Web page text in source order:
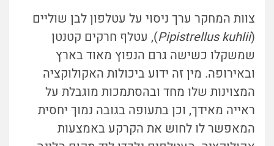
צוות המחקר ערך ניסוי על עטלפון לבן שוליים
(
Pipistrellus kuhlii), עטלף חרקים קטנטן
שמשקלו כשישה גרם הנפוץ מאוד בארץ
ובאירופה. מין זה ידוע ביכולות האקולוקציה
המצוינות שלו מחד ובהסתמכות מוגבלת על
ראייה מאידך, וכן בתעופה בגובה נמוך יחסית
המאפשר לו לחוש את הקרקע באמצעות